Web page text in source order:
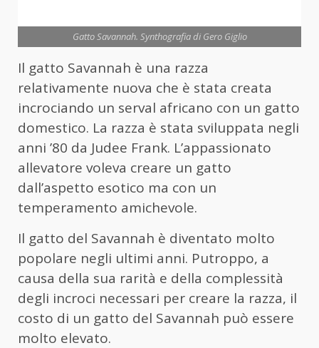
Gatto Savannah. Synthografia di Gero Giglio
Il gatto Savannah è una razza
relativamente nuova che è stata creata
incrociando un serval africano con un gatto
domestico. La razza è stata sviluppata negli
anni ’80 da Judee Frank. L’appassionato
allevatore voleva creare un gatto
dall’aspetto esotico ma con un
temperamento amichevole.
Il gatto del Savannah è diventato molto
popolare negli ultimi anni. Putroppo, a
causa della sua rarità e della complessità
degli incroci necessari per creare la razza, il
costo di un gatto del Savannah può essere
molto elevato.